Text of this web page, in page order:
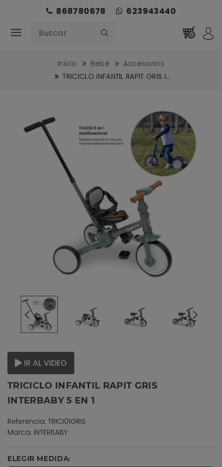
868780678 623943440
0
Inicio Bebé
Accesorios
TRICICLO INFANTIL RAPIT GRIS I...
IR AL VIDEO
TRICICLO INFANTIL RAPIT GRIS
INTERBABY 5 EN 1
Referencia: TRICI01GRIS
Marca: INTERBABY
ELEGIR MEDIDA: